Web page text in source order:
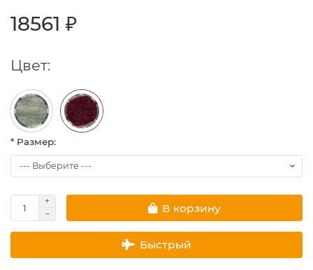
18561 ₽
Цвет:
* Размер:
В корзину
Быстрый